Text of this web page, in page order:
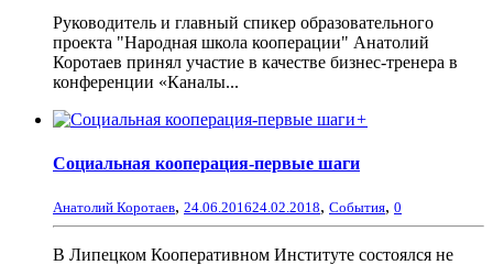
Руководитель и главный спикер образовательного
проекта "Народная школа кооперации" Анатолий
Коротаев принял участие в качестве бизнес-тренера в
конференции «Каналы...
+
Социальная кооперация-первые шаги
Анатолий Коротаев, 24.06.201624.02.2018, События, 0
В Липецком Кооперативном Институте состоялся не